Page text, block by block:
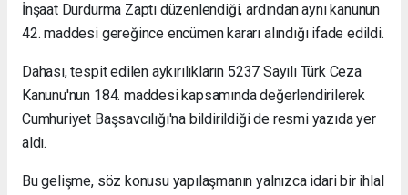
İnşaat Durdurma Zaptı düzenlendiği, ardından aynı kanunun
42. maddesi gereğince encümen kararı alındığı ifade edildi.
Dahası, tespit edilen aykırılıkların 5237 Sayılı Türk Ceza
Kanunu'nun 184. maddesi kapsamında değerlendirilerek
Cumhuriyet Başsavcılığı'na bildirildiği de resmi yazıda yer
aldı.
Bu gelişme, söz konusu yapılaşmanın yalnızca idari bir ihlal